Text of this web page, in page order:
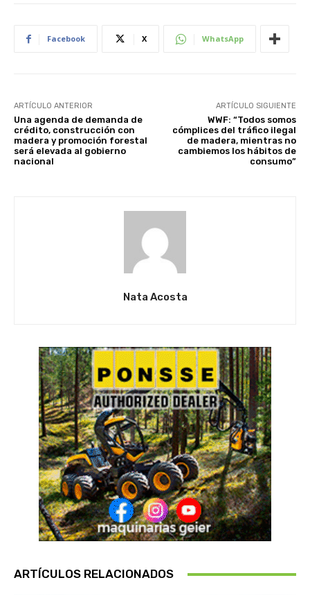
Facebook X WhatsApp
ARTÍCULO ANTERIOR
Una agenda de demanda de
crédito, construcción con
madera y promoción forestal
será elevada al gobierno
nacional
ARTÍCULO SIGUIENTE
WWF: “Todos somos
cómplices del tráfico ilegal
de madera, mientras no
cambiemos los hábitos de
consumo”
Nata Acosta
ARTÍCULOS RELACIONADOS